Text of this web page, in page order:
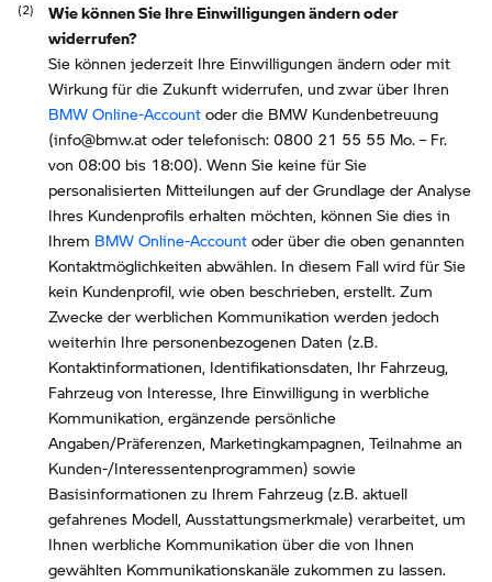
Wie können Sie Ihre Einwilligungen ändern oder
widerrufen?
Sie können jederzeit Ihre Einwilligungen ändern oder mit
Wirkung für die Zukunft widerrufen, und zwar über Ihren
BMW Online-Account oder die BMW Kundenbetreuung
(info@bmw.at oder telefonisch: 0800 21 55 55 Mo. – Fr.
von 08:00 bis 18:00). Wenn Sie keine für Sie
personalisierten Mitteilungen auf der Grundlage der Analyse
Ihres Kundenprofils erhalten möchten, können Sie dies in
Ihrem BMW Online-Account oder über die oben genannten
Kontaktmöglichkeiten abwählen. In diesem Fall wird für Sie
kein Kundenprofil, wie oben beschrieben, erstellt. Zum
Zwecke der werblichen Kommunikation werden jedoch
weiterhin Ihre personenbezogenen Daten (z.B.
Kontaktinformationen, Identifikationsdaten, Ihr Fahrzeug,
Fahrzeug von Interesse, Ihre Einwilligung in werbliche
Kommunikation, ergänzende persönliche
Angaben/Präferenzen, Marketingkampagnen, Teilnahme an
Kunden-/Interessentenprogrammen) sowie
Basisinformationen zu Ihrem Fahrzeug (z.B. aktuell
gefahrenes Modell, Ausstattungsmerkmale) verarbeitet, um
Ihnen werbliche Kommunikation über die von Ihnen
gewählten Kommunikationskanäle zukommen zu lassen.